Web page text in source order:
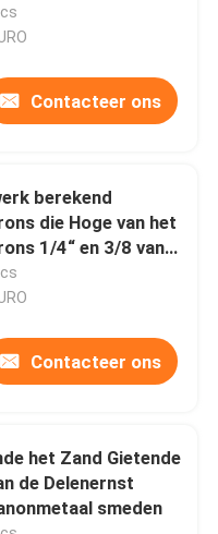
Messing
Contacteer ons
berekend
die Hoge van het
1/4“ en 3/8 van
and1/2“ gieten
Contacteer ons
het Zand Gietende
de Delenernst
smeden